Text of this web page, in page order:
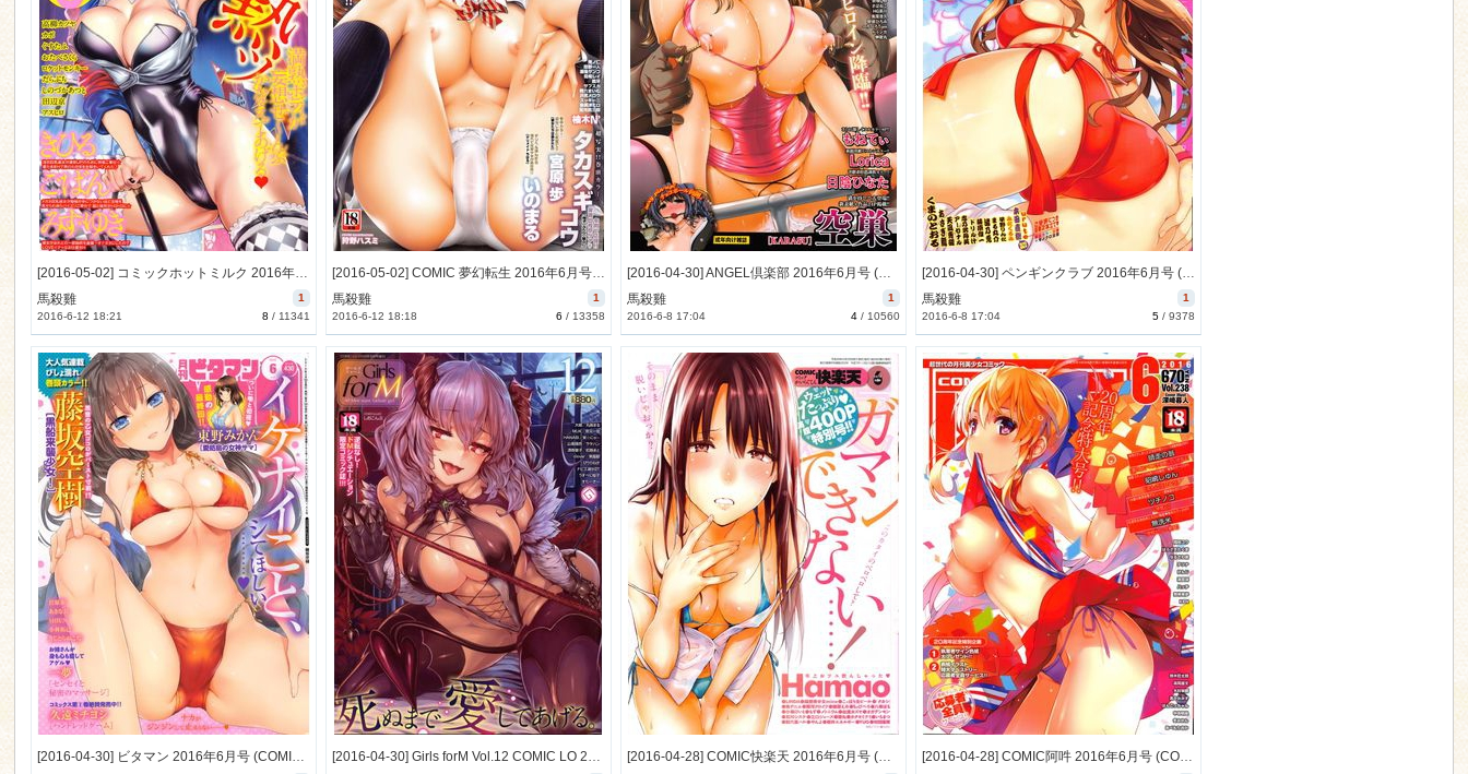
[2016-05-02] コミックホットミルク 2016年6月号 (COMIC HOTMILK 2016-6)
1
馬殺雞
8 / 11341
2016-6-12 18:21
[2016-05-02] COMIC 夢幻転生 2016年6月号 (COMIC Mugen Tensei 2016-6)
1
馬殺雞
6 / 13358
2016-6-12 18:18
[2016-04-30] ANGEL倶楽部 2016年6月号 (COMIC ANGEL Club 2016-6)
1
馬殺雞
4 / 10560
2016-6-8 17:04
[2016-04-30] ペンギンクラブ 2016年6月号 (COMIC Penguin Club 2016-6)
1
馬殺雞
5 /9378
2016-6-8 17:04
[2016-04-30] ビタマン 2016年6月号 (COMIC Monthly Vitaman 2016-6) [2016-04-30] Girls forM Vol.12 COMIC LO 2016年06月号増刊 (Girls for M vol.12 2016-06) [2016-04-28] COMIC快楽天 2016年6月号 (COMIC Kairakuten 2016-6) [2016-04-28] COMIC阿吽 2016年6月号 (COMIC Aun 2016-6)